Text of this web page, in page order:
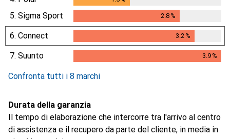
5. Sigma Sport 2.8%
6. Connect 3.2%
7. Suunto 3.9%
Confronta tutti i 8 marchi
Durata della garanzia
Il tempo di elaborazione che intercorre tra l'arrivo al centro
di assistenza e il recupero da parte del cliente, in media in